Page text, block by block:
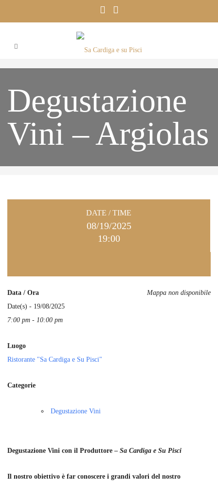
Degustazione
Vini – Argiolas
DATE / TIME
08/19/2025
19:00
Mappa non disponibile
Data / Ora
Date(s) - 19/08/2025
7:00 pm - 10:00 pm
Luogo
Ristorante "Sa Cardiga e Su Pisci"
Categorie
Degustazione Vini
Degustazione Vini con il Produttore – Sa Cardiga e Su Pisci
Il nostro obiettivo è far conoscere i grandi valori del nostro